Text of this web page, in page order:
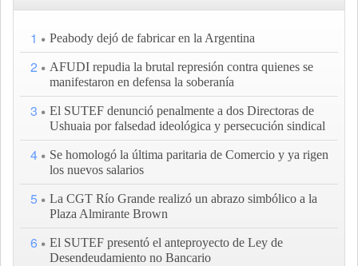
1 Peabody dejó de fabricar en la Argentina
2
AFUDI repudia la brutal represión contra quienes se
manifestaron en defensa la soberanía
3
El SUTEF denunció penalmente a dos Directoras de
Ushuaia por falsedad ideológica y persecución sindical
4
Se homologó la última paritaria de Comercio y ya rigen
los nuevos salarios
5
La CGT Río Grande realizó un abrazo simbólico a la
Plaza Almirante Brown
6
El SUTEF presentó el anteproyecto de Ley de
Desendeudamiento no Bancario